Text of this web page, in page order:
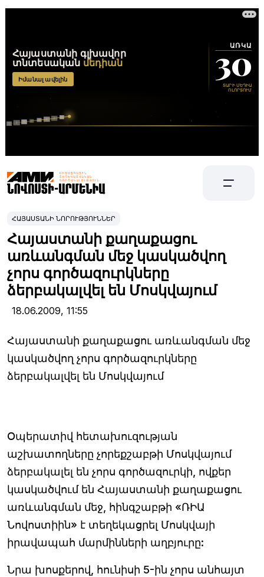
ՀԱՅԱՍՏԱՆԻ ՆՈՐՈՒԹՅՈՒՆՆԵՐ
Հայաստանի քաղաքացու
առևանգման մեջ կասկածվող
չորս գործազուրկները
ձերբակալվել են Մոսկվայում
18.06.2009, 11:55
Հայաստանի քաղաքացու առևանգման մեջ
կասկածվող չորս գործազուրկները
ձերբակալվել են Մոսկվայում
Օպերատիվ հետախուզության
աշխատողները չորեքշաբթի Մոսկվայում
ձերբակալել են չորս գործազուրկի, ովքեր
կասկածվում են Հայաստանի քաղաքացու
առևանգման մեջ, հինգշաբթի «ՌԻԱ
Նովոստիին» է տեղեկացրել Մոսկվայի
իրավապահ մարմինների աղբյուրը:
Նրա խոսքերով, հունիսի 5-ին չորս անհայտ